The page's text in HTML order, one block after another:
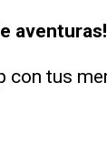
aventuras!